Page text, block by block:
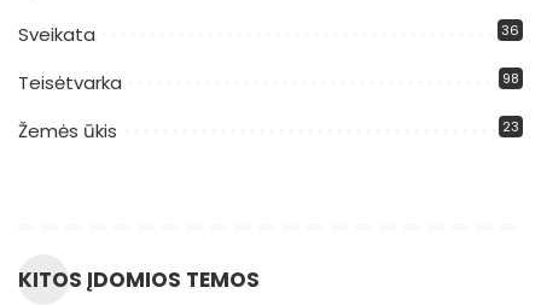
Sveikata 36
Teisėtvarka 98
Žemės ūkis 23
KITOS ĮDOMIOS TEMOS